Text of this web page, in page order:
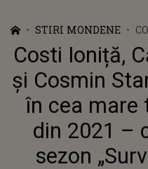
STIRI MONDENE
Costi Ioniță,
și Cosmin
în cea mare
din 2021 –
sezon